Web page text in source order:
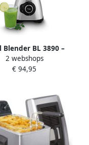
Blender BL 3890 –
Speed Mixer
LED
2 webshops
€ 94,95